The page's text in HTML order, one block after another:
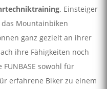
. Einsteiger
Mountainbiken
ganz gezielt an ihrer
ihre Fähigkeiten noch
sowohl für
erfahrene Biker zu einem